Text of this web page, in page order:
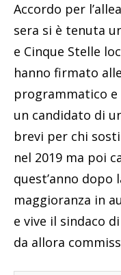
Accordo per
sera si è tenuta
e Cinque Stelle
hanno firmato
programmatico e
un candidato di
brevi per chi
nel 2019 ma poi
quest’anno dopo
maggioranza in
e vive il sindaco
da allora